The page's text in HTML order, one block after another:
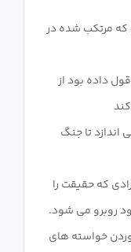
که مرتکب شده در
داده بود از
اندازد تا جنگ
که حقیقت را
خواسته های